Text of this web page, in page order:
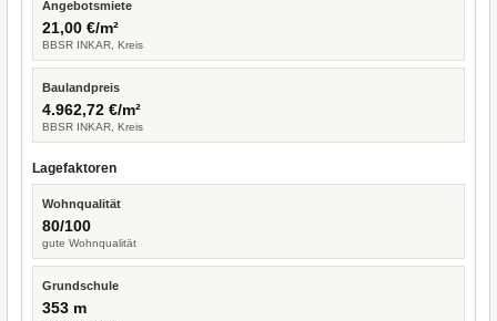
Angebotsmiete
21,00 €/m²
BBSR INKAR, Kreis
Baulandpreis
4.962,72 €/m²
BBSR INKAR, Kreis
Lagefaktoren
Wohnqualität
80/100
gute Wohnqualität
Grundschule
353 m